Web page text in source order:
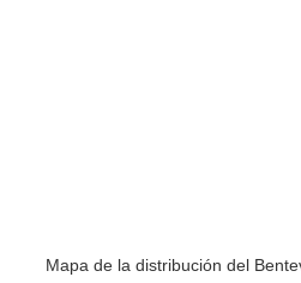
Mapa de la distribución del